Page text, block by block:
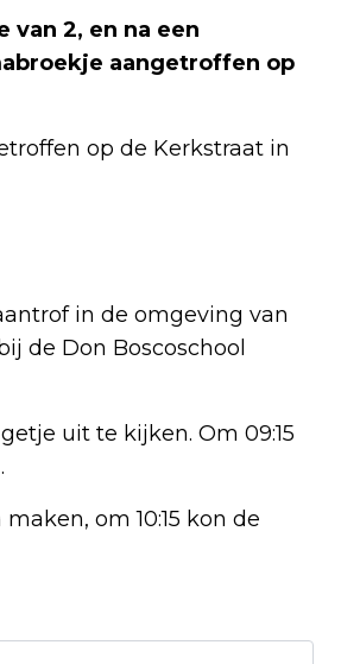
2, en na een
aangetroffen op
op de Kerkstraat in
in de omgeving van
de Don Boscoschool
uit te kijken. Om 09:15
om 10:15 kon de